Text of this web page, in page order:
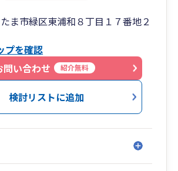
ま市緑区東浦和８丁目１７番地２
プを確認
問い合わせ
紹介無料
検討リストに追加